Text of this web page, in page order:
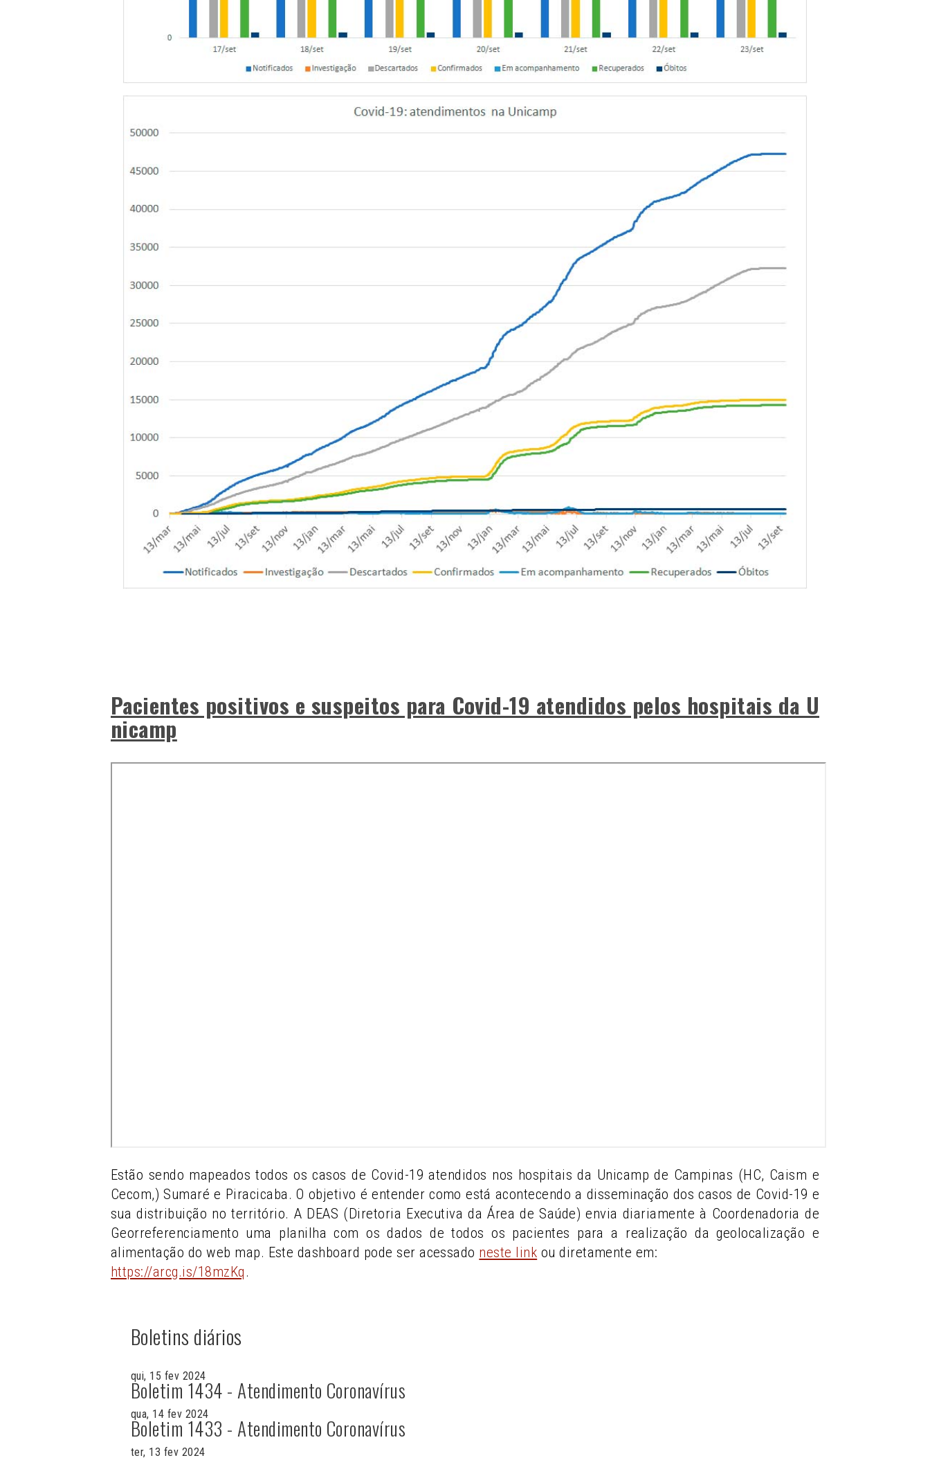
Pacientes positivos e suspeitos para Covid-19 atendidos pelos hospitais da U
nicamp
Estão sendo mapeados todos os casos de Covid-19 atendidos nos hospitais da Unicamp de Campinas (HC, Caism e
Cecom,) Sumaré e Piracicaba. O objetivo é entender como está acontecendo a disseminação dos casos de Covid-19 e
sua distribuição no território. A DEAS (Diretoria Executiva da Área de Saúde) envia diariamente à Coordenadoria de
Georreferenciamento uma planilha com os dados de todos os pacientes para a realização da geolocalização e
alimentação do web map. Este dashboard pode ser acessado neste link ou diretamente em:
https://arcg.is/18mzKq .
Boletins diários
qui, 15 fev 2024
Boletim 1434 - Atendimento Coronavírus
qua, 14 fev 2024
Boletim 1433 - Atendimento Coronavírus
ter, 13 fev 2024